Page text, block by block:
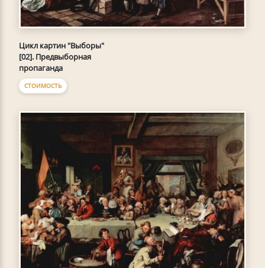
Цикл картин "Выборы"
[02]. Предвыборная
пропаганда
СТОИМОСТЬ